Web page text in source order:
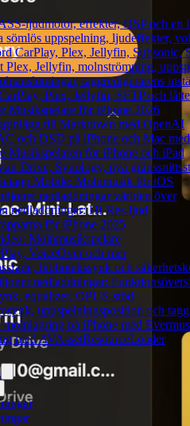
ljudmotor, effekter, DSP och en
sömlös uppspelning, ljudeffekter,
CarPlay, Plex, Jellyfin, Subsonic,
Jellyfin, molnströmning,
taggredigerarens
Plex, Jellyfin, SFTP och
Musikspelare för iPhone 2026
till Markdown med OpenAI
och DSD på iPhone och Mac
Musikspelaren för iPhone och iPad
Drive, Synology, nya
Mobile: Molnmusik för iOS
nedladdningar världen över
nedladdningar: Hi-Res-ljud
för iPhone 2025
Molnmusikspelare
VoiceOver och mer
bibliotekssynk och
nedladdningar:
equalizer, OPUS-stöd
uppspelningsposition och
molnlagring på iPhone med
med AVAssetResourceLoader